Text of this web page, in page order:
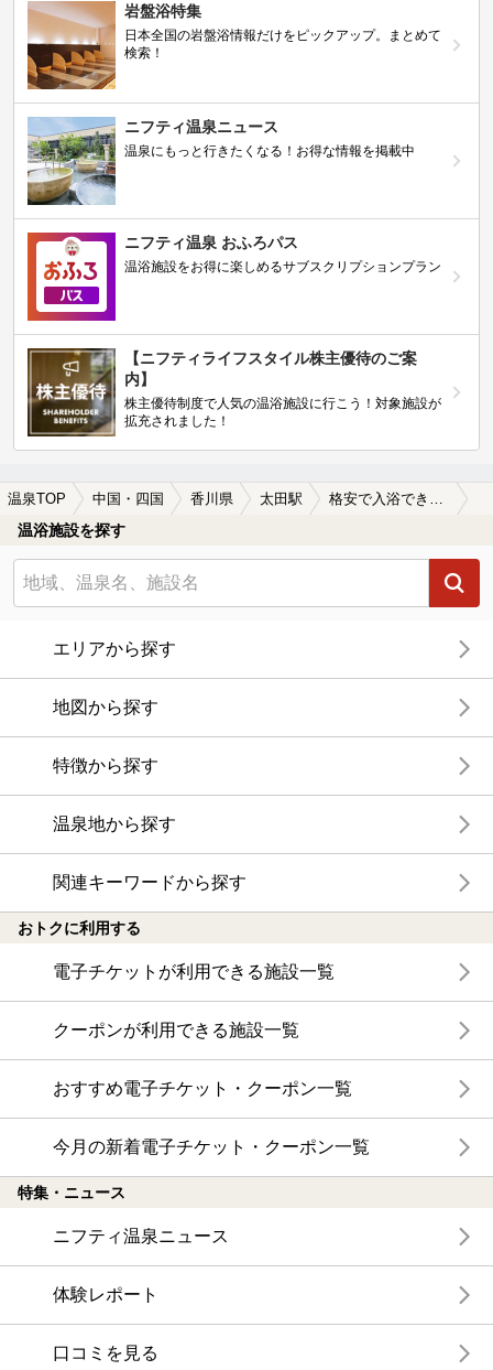
岩盤浴特集
日本全国の岩盤浴情報だけをピックアップ。まとめて
検索！
ニフティ温泉ニュース
温泉にもっと行きたくなる！お得な情報を掲載中
ニフティ温泉 おふろパス
温浴施設をお得に楽しめるサブスクリプションプラン
【ニフティライフスタイル株主優待のご案
内】
株主優待制度で人気の温浴施設に行こう！対象施設が
拡充されました！
温泉TOP 中国・四国 香川県 太田駅
温浴施設を探す
エリアから探す
地図から探す
特徴から探す
温泉地から探す
関連キーワードから探す
おトクに利用する
電子チケットが利用できる施設一覧
クーポンが利用できる施設一覧
おすすめ電子チケット・クーポン一覧
今月の新着電子チケット・クーポン一覧
特集・ニュース
ニフティ温泉ニュース
体験レポート
口コミを見る